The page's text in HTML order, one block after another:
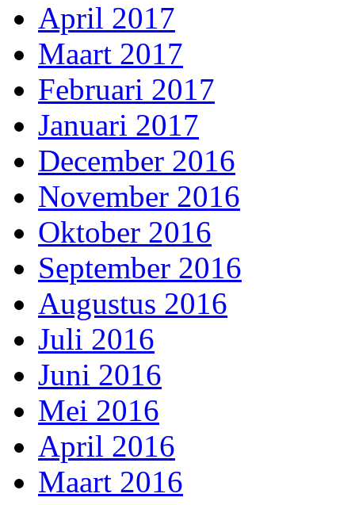
April 2017
Maart 2017
Februari 2017
Januari 2017
December 2016
November 2016
Oktober 2016
September 2016
Augustus 2016
Juli 2016
Juni 2016
Mei 2016
April 2016
Maart 2016